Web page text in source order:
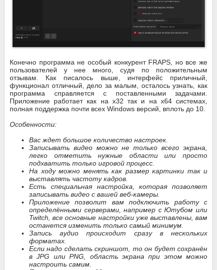
Конечно программа не особый конкурент FRAPS, но все же
пользователей у нее много, судя по положительным
отзывам. Как писалось выше, интерфейс приличный,
функционал отличный, дело за малым, осталось узнать, как
программа справляется с поставленными задачами.
Приложение работает как на x32 так и на x64 системах,
полная поддержка почти всех Windows версий, вплоть до 10.
Особенности:
Вас ждет большое количество настроек.
Записывать видео можно не только всего экрана,
легко отметить нужные области или просто
подхватить только игровой процесс.
На ходу можно менять как размер картинки так и
выставлять частоту кадров.
Есть специальная настройка, которая позволяет
записывать видео с вашей веб-камеры.
Приложение позволит вам подключить работу с
определёнными серверами, например с Ютубом или
Twitch, все основные настройки уже выставлены, вам
останется изменить только самый минимум.
Запись аудио происходит сразу в нескольких
форматах.
Если надо сделать скриншот, то он будет сохранён
в JPG или PNG, область экрана при этом можно
настроить самим.